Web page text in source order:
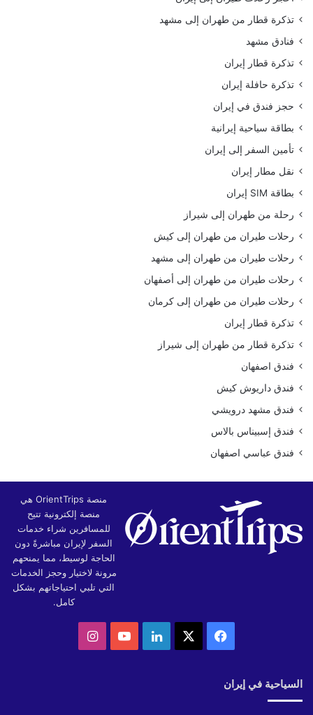
تذكرة قطار من طهران إلى مشهد
فنادق مشهد
تذكرة قطار إيران
تذكرة حافلة إيران
حجز فندق في إيران
بطاقة سياحية إيرانية
تأمين السفر إلى إيران
نقل مطار إيران
بطاقة SIM إيران
رحلة من طهران إلى شيراز
رحلات طيران من طهران إلى كيش
رحلات طيران من طهران إلى مشهد
رحلات طيران من طهران إلى أصفهان
رحلات طيران من طهران إلى كرمان
تذكرة قطار إيران
تذكرة قطار من طهران إلى شيراز
فندق اصفهان
فندق داريوش كيش
فندق مشهد درويشي
فندق إسبيناس بالاس
فندق عباسي اصفهان
منصة OrientTrips هي
منصة إلكترونية تتيح
للمسافرين شراء خدمات
السفر لإيران مباشرةً دون
الحاجة لوسيط، مما يمنحهم
مرونة لاختيار وحجز الخدمات
التي تلبي احتياجاتهم بشكل
كامل.
فيسبوك لينكدإن‫YouTubeانستقرام
السياحية في إيران